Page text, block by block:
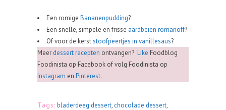
Een romige Bananenpudding?
Een snelle, simpele en frisse aardbeien romanoff?
Of voor de kerststoofpeertjes in vanillesaus?
Meer dessert recepten ontvangen? Like Foodblog
Foodinista op Facebook of volg Foodinista op
Instagram en Pinterest.
Tags: bladerdeeg dessert, chocolade dessert,